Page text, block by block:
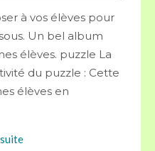
à vos élèves pour
Un bel album
élèves. puzzle La
du puzzle : Cette
élèves en